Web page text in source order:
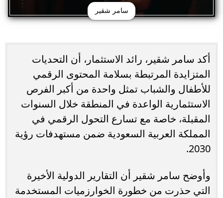
سامر شقير
أكد سامر شقير، رائد الاستثمار، أن التحديات
المتزايدة المرتبطة بسلامة المحتوى الرقمي
للأطفال والشباب تمثل واحدة من أكبر الفرص
الاستثمارية الواعدة في المنطقة خلال السنوات
المقبلة، خاصة مع تسارع التحول الرقمي في
المملكة العربية السعودية ضمن مستهدفات رؤية
2030.
وأوضح سامر شقير أن التقارير الدولية الأخيرة
التي حذرت من خطورة الخوارزميات المستخدمة